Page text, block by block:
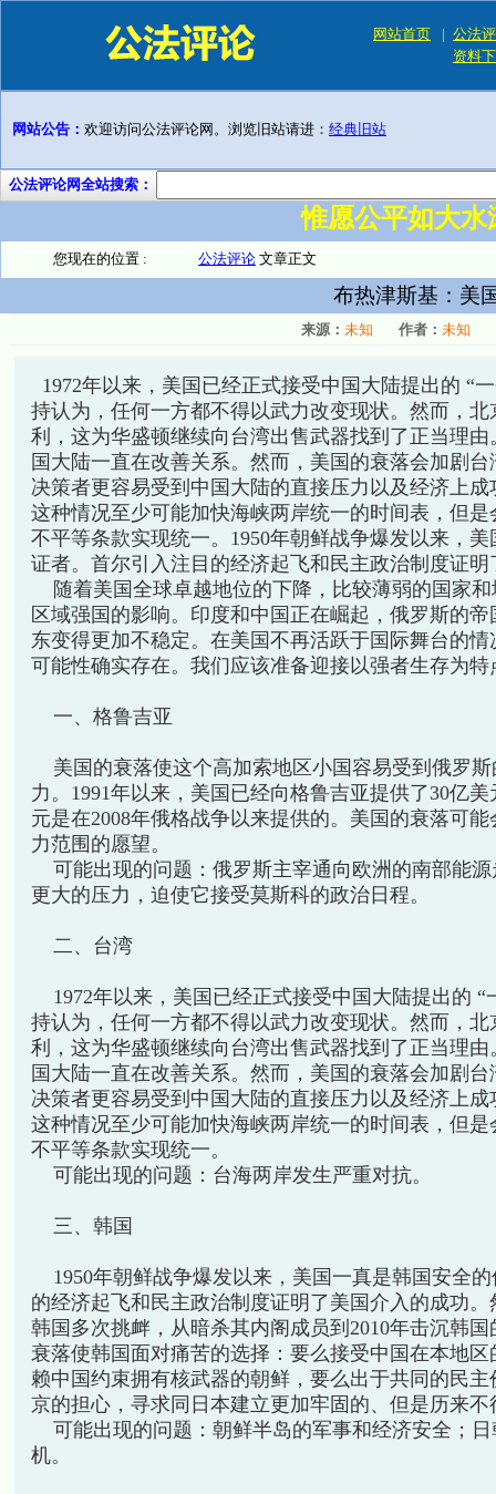
网站首页 | 公法
资料
网站公告： 欢迎访问公法评论网。浏览旧站请进： 经典旧站
公法评论网全站搜索：
惟愿公平如大
您现在的位置 : 公法评论 文章正文
布热津斯基：美
来源： 未知 作者： 未知
1972年以来，美国已经正式接受中国大陆提出的 “
持认为，任何一方都不得以武力改变现状。然而，
利，这为华盛顿继续向台湾出售武器找到了正当理
国大陆一直在改善关系。然而，美国的衰落会加剧
决策者更容易受到中国大陆的直接压力以及经济上
这种情况至少可能加快海峡两岸统一的时间表，但
不平等条款实现统一。1950年朝鲜战争爆发以来，
证者。首尔引入注目的经济起飞和民主政治制度证
随着美国全球卓越地位的下降，比较薄弱的国家和
区域强国的影响。印度和中国正在崛起，俄罗斯的
东变得更加不稳定。在美国不再活跃于国际舞台的
可能性确实存在。我们应该准备迎接以强者生存为特
一、格鲁吉亚
美国的衰落使这个高加索地区小国容易受到俄罗斯
力。1991年以来，美国已经向格鲁吉亚提供了30亿
元是在2008年俄格战争以来提供的。美国的衰落可
力范围的愿望。
可能出现的问题：俄罗斯主宰通向欧洲的南部能源
更大的压力，迫使它接受莫斯科的政治日程。
二、台湾
1972年以来，美国已经正式接受中国大陆提出的 “
持认为，任何一方都不得以武力改变现状。然而，
利，这为华盛顿继续向台湾出售武器找到了正当理
国大陆一直在改善关系。然而，美国的衰落会加剧
决策者更容易受到中国大陆的直接压力以及经济上
这种情况至少可能加快海峡两岸统一的时间表，但
不平等条款实现统一。
可能出现的问题：台海两岸发生严重对抗。
三、韩国
1950年朝鲜战争爆发以来，美国一真是韩国安全
的经济起飞和民主政治制度证明了美国介入的成功
韩国多次挑衅，从暗杀其内阁成员到2010年击沉韩
衰落使韩国面对痛苦的选择：要么接受中国在本地
赖中国约束拥有核武器的朝鲜，要么出于共同的民
京的担心，寻求同日本建立更加牢固的、但是历来不
可能出现的问题：朝鲜半岛的军事和经济安全；日
机。